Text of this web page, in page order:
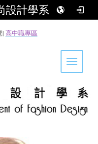
設計學系
| 高中職專區
Toggle